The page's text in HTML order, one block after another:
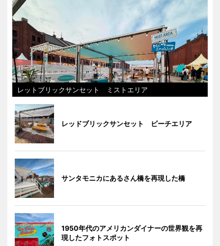
レットブリックサンセット ミストエリア
レッドブリックサンセット ビーチエリア
サンタモニカにあるさん橋を再現した橋
1950年代のアメリカンダイナーの世界観を再
現したフォトスポット